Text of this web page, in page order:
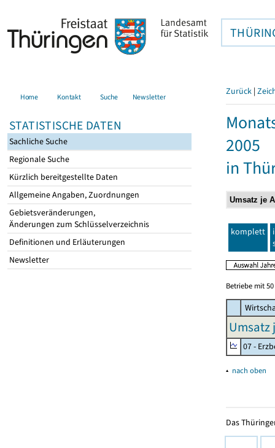
Home Kontakt Suche Newsletter
STATISTISCHE DATEN
Sachliche Suche
Regionale Suche
Kürzlich bereitgestellte Daten
Allgemeine Angaben, Zuordnungen
Gebietsveränderungen,
Änderungen zum Schlüsselverzeichnis
Definitionen und Erläuterungen
Newsletter
Zurück |
2005
in
komplett
Betriebe mit
Umsatz
07 -
▴ nach oben
Das